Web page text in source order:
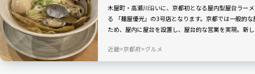
木屋町・高瀬川沿いに、京都初となる屋内型屋台ラー
る 「麺屋優光」の3号店となります。京都では一般的
ため、屋内に屋台を設置し、屋台的な営業を実現。新
近畿 京都府 グルメ